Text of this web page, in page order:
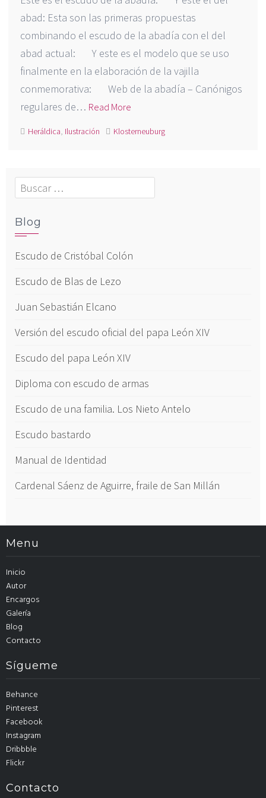
abad: Esta son las primeras propuestas
combinando el escudo de la abadía con el del
abad actual: Y este es el modelo que se uso
finalmente en la elaboración de la vajilla
conmemorativa: Web de la abadía – Canónigos
regulares de… Read More
Heráldica, Ilustración Klosterneuburg
Buscar:
Blog
Escudo de Cristóbal Colón
Escudo de Blas de Lezo
Juan Sebastián Elcano
Versión del escudo oficial del papa León XIV
Escudo del papa León XIV
Diploma con escudo de armas
Escudo de una familia. Los Nieto Antelo
Escudo bastardo
Manual de Identidad
Cardenal Sáenz de Aguirre, fraile de San Millán
Menu
Inicio
Autor
Encargos
Galería
Blog
Contacto
Sígueme
Behance
Pinterest
Facebook
Instagram
Dribbble
Flickr
Contacto